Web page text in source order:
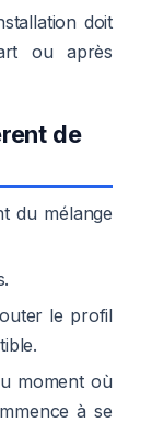
doit
ou après
de
du mélange
le profil
moment où
à se